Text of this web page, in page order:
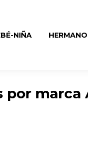
NIÑA
marca